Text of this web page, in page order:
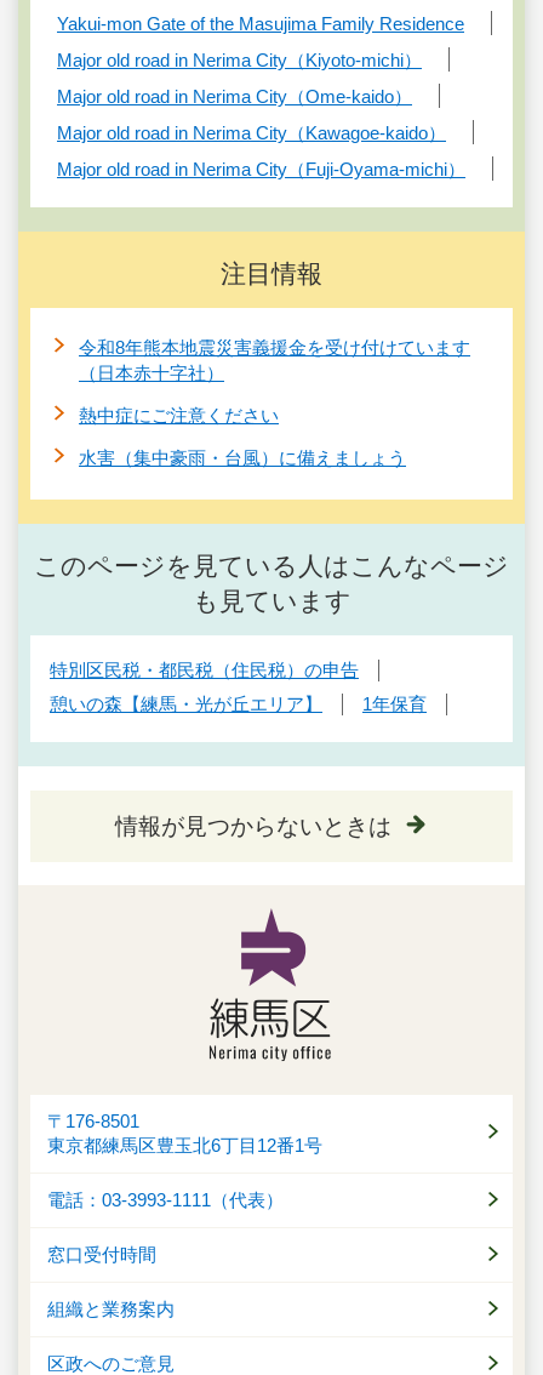
Yakui-mon Gate of the Masujima Family Residence
Major old road in Nerima City（Kiyoto-michi）
Major old road in Nerima City（Ome-kaido）
Major old road in Nerima City（Kawagoe-kaido）
Major old road in Nerima City（Fuji-Oyama-michi）
注目情報
令和8年熊本地震災害義援金を受け付けています
（日本赤十字社）
熱中症にご注意ください
水害（集中豪雨・台風）に備えましょう
このページを見ている人はこんなページ
も見ています
特別区民税・都民税（住民税）の申告
憩いの森【練馬・光が丘エリア】
1年保育
情報が見つからないときは
〒176-8501
東京都練馬区豊玉北6丁目12番1号
電話：03-3993-1111（代表）
窓口受付時間
組織と業務案内
区政へのご意見